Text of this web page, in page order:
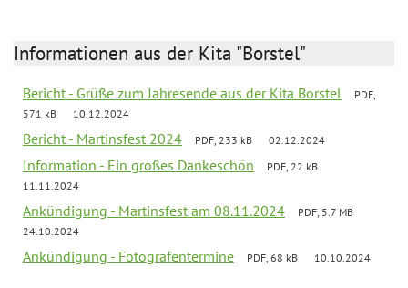
Informationen aus der Kita "Borstel"
Bericht - Grüße zum Jahresende aus der Kita Borstel
PDF,
571 kB
10.12.2024
Bericht - Martinsfest 2024 PDF, 233 kB 02.12.2024
Information - Ein großes Dankeschön
PDF, 22 kB
11.11.2024
Ankündigung - Martinsfest am 08.11.2024
PDF, 5.7 MB
24.10.2024
Ankündigung - Fotografentermine PDF, 68 kB 10.10.2024